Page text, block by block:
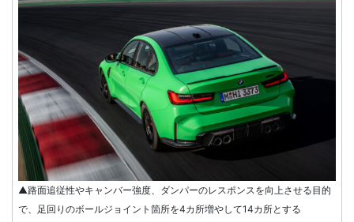
▲路面追従性やキャンバー強度、ダンパーのレスポンスを向上させる目的
で、足回りのボールジョイント箇所を4カ所増やして14カ所とする